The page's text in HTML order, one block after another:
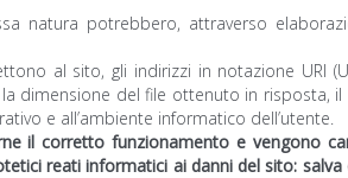
natura potrebbero, attraverso
al sito, gli indirizzi in notazione URI
dimensione del file ottenuto in risposta, il
e all’ambiente informatico dell’utente.
il corretto funzionamento e vengono
reati informatici ai danni del sito: salva